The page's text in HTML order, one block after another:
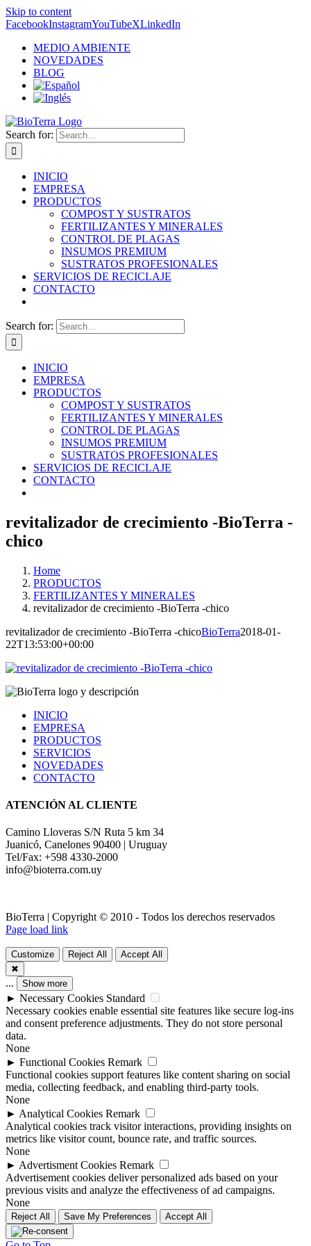
Skip to content
FacebookInstagramYouTubeXLinkedIn
MEDIO AMBIENTE
NOVEDADES
BLOG
Search for:
INICIO
EMPRESA
PRODUCTOS
COMPOST Y SUSTRATOS
FERTILIZANTES Y MINERALES
CONTROL DE PLAGAS
INSUMOS PREMIUM
SUSTRATOS PROFESIONALES
SERVICIOS DE RECICLAJE
CONTACTO
Search for:
INICIO
EMPRESA
PRODUCTOS
COMPOST Y SUSTRATOS
FERTILIZANTES Y MINERALES
CONTROL DE PLAGAS
INSUMOS PREMIUM
SUSTRATOS PROFESIONALES
SERVICIOS DE RECICLAJE
CONTACTO
revitalizador de crecimiento -BioTerra -
chico
Home
PRODUCTOS
FERTILIZANTES Y MINERALES
revitalizador de crecimiento -BioTerra -chico
revitalizador de crecimiento -BioTerra -chicoBioTerra2018-01-
22T13:53:00+00:00
INICIO
EMPRESA
PRODUCTOS
SERVICIOS
NOVEDADES
CONTACTO
ATENCIÓN AL CLIENTE
Camino Lloveras S/N Ruta 5 km 34
Juanicó, Canelones 90400 | Uruguay
Tel/Fax: +598 4330-2000
info@bioterra.com.uy
BioTerra | Copyright © 2010 - Todos los derechos reservados
Page load link
Customize Reject All
Accept All
✖
... Show more
► Necessary Cookies Standard
Necessary cookies enable essential site features like secure log-ins
and consent preference adjustments. They do not store personal
data.
None
► Functional Cookies Remark
Functional cookies support features like content sharing on social
media, collecting feedback, and enabling third-party tools.
None
► Analytical Cookies Remark
Analytical cookies track visitor interactions, providing insights on
metrics like visitor count, bounce rate, and traffic sources.
None
► Advertisment Cookies Remark
Advertisement cookies deliver personalized ads based on your
previous visits and analyze the effectiveness of ad campaigns.
None
Reject All Save My Preferences Accept All